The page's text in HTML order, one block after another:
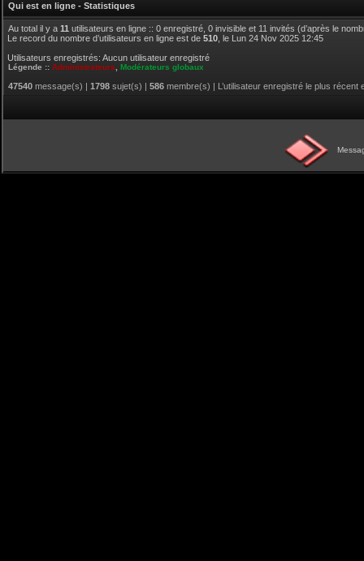
Qui est en ligne - Statistiques
Au total il y a 11 utilisateurs en ligne :: 0 enregistré, 0 invisible et 11 invités (d’après le
Le record du nombre d’utilisateurs en ligne est de 510 , le Lun 24 Nov 2025 12:45
Utilisateurs enregistrés: Aucun utilisateur enregistré
Légende :: Administrateurs Modérateurs globaux
47540 message(s) | 1798 sujet(s) | 586 membre(s) | L’utilisateur enregistré le plus récent